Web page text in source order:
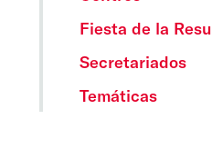
Fiesta de la
Secretariados
Temáticas